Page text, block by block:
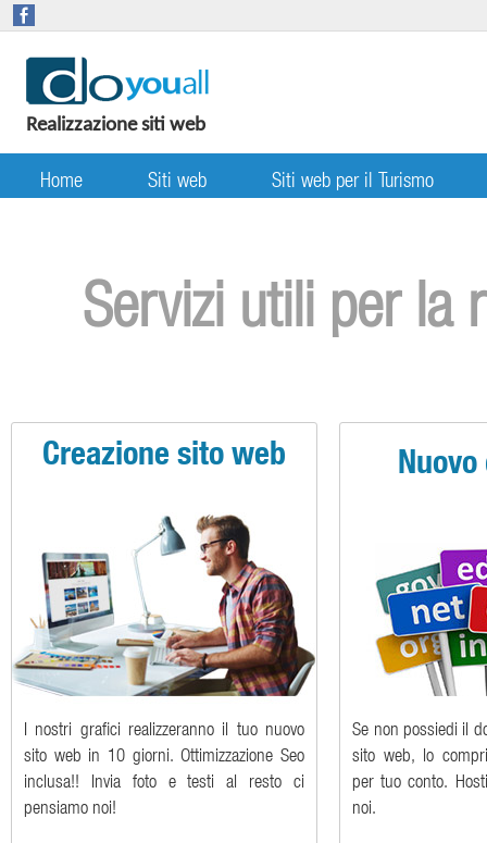
Realizzazione siti web
Home Siti web Siti web per il Turismo
Servizi utili per la
Creazione sito web
I nostri grafici realizzeranno il tuo nuovo
sito web in 10 giorni. Ottimizzazione Seo
inclusa!! Invia foto e testi al resto ci
pensiamo noi!
Se non possiedi il
sito web, lo
per tuo conto.
noi.